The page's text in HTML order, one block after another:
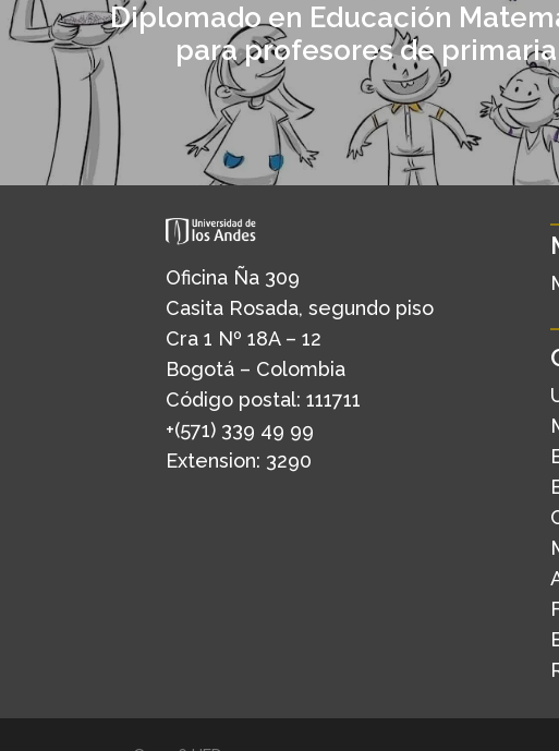
Diplomado en Educación
para profesores de primaria
Oficina Ña 309
Casita Rosada, segundo piso
Cra 1 Nº 18A – 12
Bogotá – Colombia
Código postal: 111711
+(571) 339 49 99
Extension: 3290